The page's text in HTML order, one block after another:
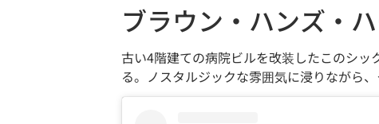
ブラウン・ハンズ・
古い4階建ての病院ビルを改装したこのシ
る。ノスタルジックな雰囲気に浸りながら